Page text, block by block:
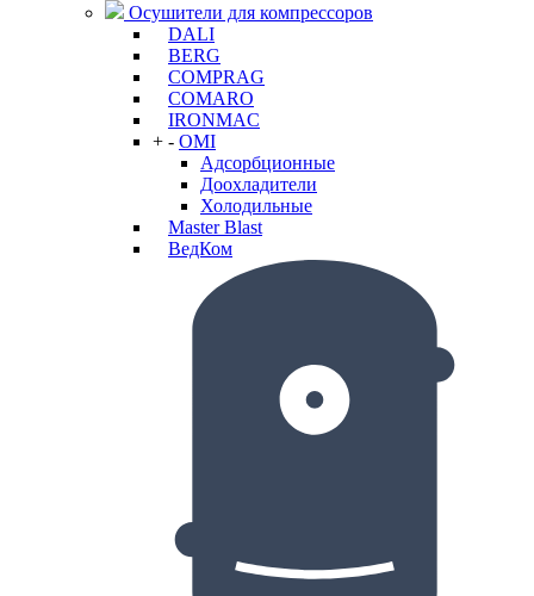
Осушители для компрессоров
DALI
BERG
COMPRAG
COMARO
IRONMAC
+ - OMI
Адсорбционные
Доохладители
Холодильные
Master Blast
ВедКом